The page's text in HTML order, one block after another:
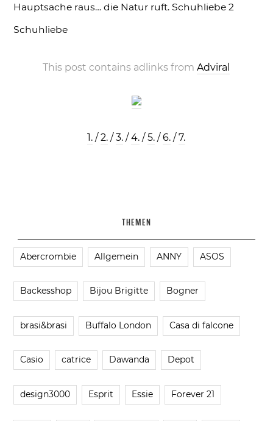
Hauptsache raus… die Natur ruft. Schuhliebe 2
Schuhliebe
This post contains adlinks fromAdviral
1. /2. /3. /4. /5. /6. /7.
THEMEN
Abercrombie Allgemein ANNY ASOS
Backesshop Bijou Brigitte Bogner
brasi&brasi Buffalo London Casa di falcone
Casio catrice Dawanda Depot
design3000 Esprit Essie Forever 21